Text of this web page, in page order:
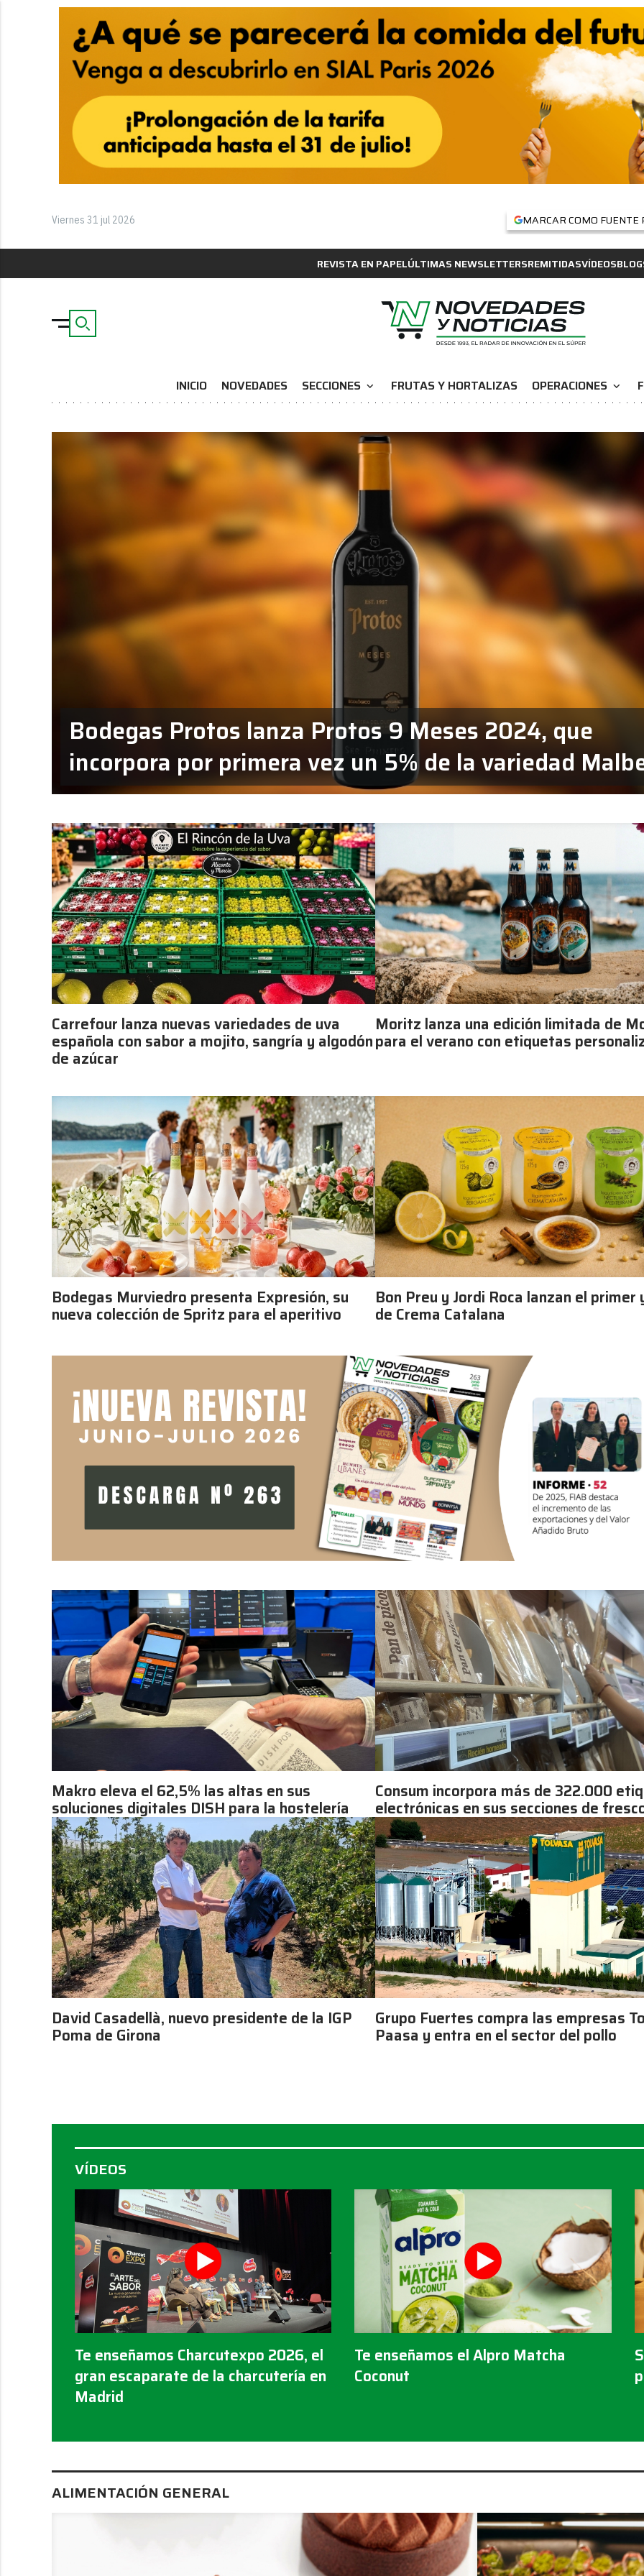
Viernes 31 jul 2026 MARCAR COMO FUENTE
REVISTA EN PAPELÚLTIMAS NEWSLETTERSREMITIDASVÍDEOS
INICIO NOVEDADES SECCIONES expand_more FRUTAS Y HORTALIZAS OPERACIONES expand_more
Bodegas Protos lanza Protos 9 Meses 2024, que
incorpora por primera vez un 5% de la variedad
Carrefour lanza nuevas variedades de uva
española con sabor a mojito, sangría y algodón
de azúcar
Moritz lanza una edición limitada de
para el verano con etiquetas
Bodegas Murviedro presenta Expresión, su
nueva colección de Spritz para el aperitivo
Bon Preu y Jordi Roca lanzan el primer
de Crema Catalana
Makro eleva el 62,5% las altas en sus
soluciones digitales DISH para la hostelería
Consum incorpora más de 322.000
electrónicas en sus secciones de
David Casadellà, nuevo presidente de la IGP
Poma de Girona
Grupo Fuertes compra las empresas
Paasa y entra en el sector del pollo
VÍDEOS
Te enseñamos Charcutexpo 2026, el
gran escaparate de la charcutería en
Madrid
Te enseñamos el Alpro Matcha
Coconut
ALIMENTACIÓN GENERAL